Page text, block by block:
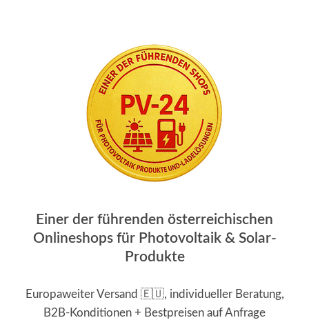
Einer der führenden österreichischen
Onlineshops für Photovoltaik & Solar-
Produkte
Europaweiter Versand 🇪🇺, individueller Beratung,
B2B-Konditionen + Bestpreisen auf Anfrage